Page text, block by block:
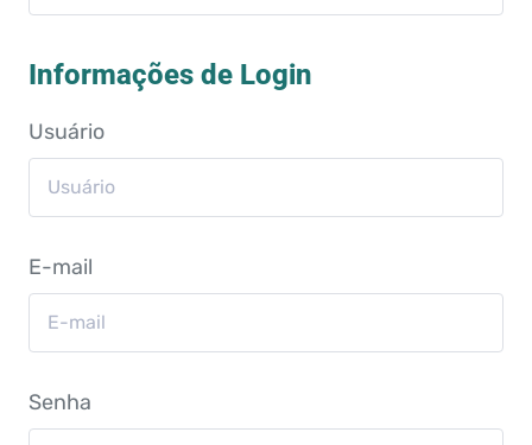
Informações de Login
Usuário
E-mail
Senha